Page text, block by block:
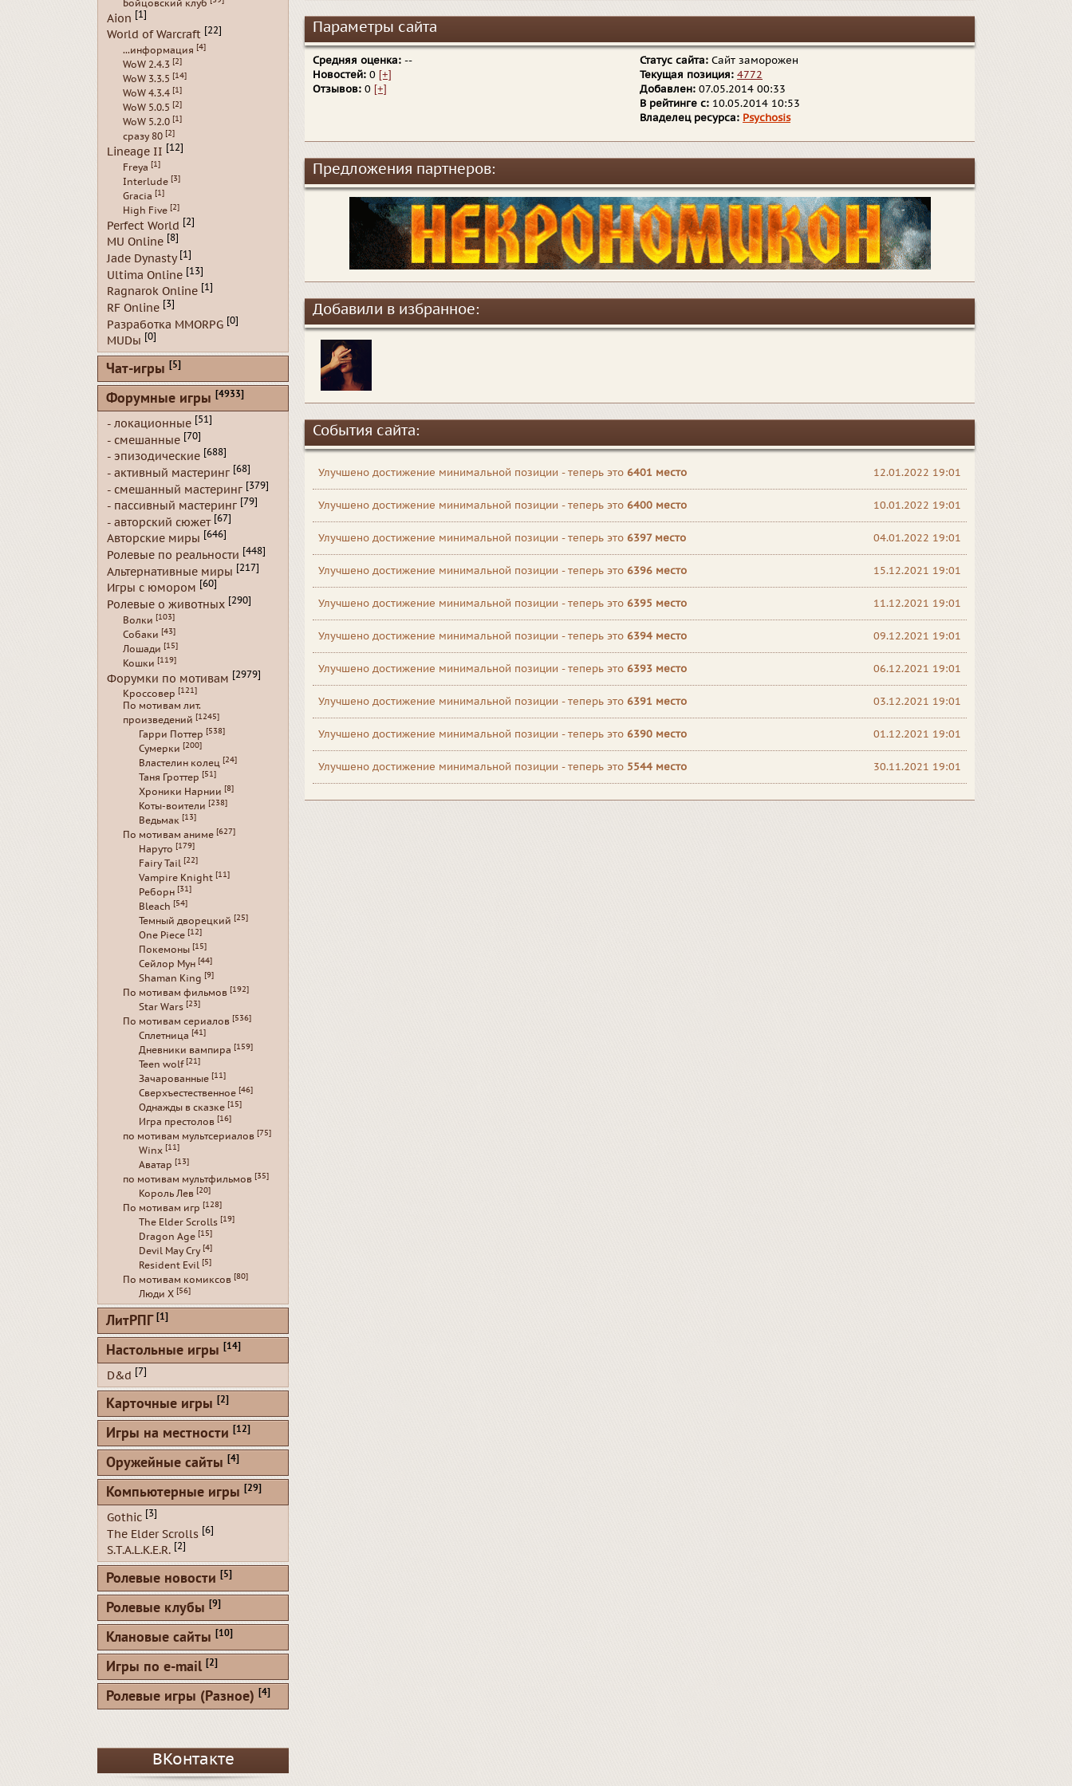
Параметры сайта
Средняя оценка: --
Новостей: 0 [+]
Отзывов: 0 [+]
Статус сайта: Сайт заморожен
Текущая позиция: 4772
Добавлен: 07.05.2014 00:33
В рейтинге с: 10.05.2014 10:53
Владелец ресурса: Psychosis
Предложения партнеров:
Добавили в избранное:
События сайта:
12.01.2022 19:01
Улучшено достижение минимальной позиции - теперь это 6401 место
10.01.2022 19:01
Улучшено достижение минимальной позиции - теперь это 6400 место
04.01.2022 19:01
Улучшено достижение минимальной позиции - теперь это 6397 место
15.12.2021 19:01
Улучшено достижение минимальной позиции - теперь это 6396 место
11.12.2021 19:01
Улучшено достижение минимальной позиции - теперь это 6395 место
09.12.2021 19:01
Улучшено достижение минимальной позиции - теперь это 6394 место
06.12.2021 19:01
Улучшено достижение минимальной позиции - теперь это 6393 место
03.12.2021 19:01
Улучшено достижение минимальной позиции - теперь это 6391 место
01.12.2021 19:01
Улучшено достижение минимальной позиции - теперь это 6390 место
30.11.2021 19:01
Улучшено достижение минимальной позиции - теперь это 5544 место
Бойцовский клуб
Aion [1]
World of Warcraft [22]
...информация [4]
WoW 2.4.3 [2]
WoW 3.3.5 [14]
WoW 4.3.4 [1]
WoW 5.0.5 [2]
WoW 5.2.0 [1]
сразу 80 [2]
Lineage II [12]
Freya [1]
Interlude [3]
Gracia [1]
High Five [2]
Perfect World [2]
MU Online [8]
Jade Dynasty [1]
Ultima Online [13]
Ragnarok Online [1]
RF Online [3]
Разработка MMORPG [0]
MUDы [0]
Чат-игры [5]
Форумные игры [4933]
- локационные [51]
- смешанные [70]
- эпизодические [688]
- активный мастеринг [68]
- смешанный мастеринг [379]
- пассивный мастеринг [79]
- авторский сюжет [67]
Авторские миры [646]
Ролевые по реальности [448]
Альтернативные миры [217]
Игры с юмором [60]
Ролевые о животных [290]
Волки [103]
Собаки [43]
Лошади [15]
Кошки [119]
Форумки по мотивам [2979]
Кроссовер [121]
По мотивам лит.
произведений [1245]
Гарри Поттер [538]
Сумерки [200]
Властелин колец [24]
Таня Гроттер [51]
Хроники Нарнии [8]
Коты-воители [238]
Ведьмак [13]
По мотивам аниме [627]
Наруто [179]
Fairy Tail [22]
Vampire Knight [11]
Реборн [31]
Bleach [54]
Темный дворецкий [25]
One Piece [12]
Покемоны [15]
Сейлор Мун [44]
Shaman King [9]
По мотивам фильмов [192]
Star Wars [23]
По мотивам сериалов [536]
Сплетница [41]
Дневники вампира [159]
Teen wolf [21]
Зачарованные [11]
Сверхъестественное [46]
Однажды в сказке [15]
Игра престолов [16]
по мотивам мультсериалов [75]
Winx [11]
Аватар [13]
по мотивам мультфильмов [35]
Король Лев [20]
По мотивам игр [128]
The Elder Scrolls [19]
Dragon Age [15]
Devil May Cry [4]
Resident Evil [5]
По мотивам комиксов [80]
Люди Х [56]
ЛитРПГ [1]
Настольные игры [14]
D&d [7]
Карточные игры [2]
Игры на местности [12]
Оружейные сайты [4]
Компьютерные игры [29]
Gothic [3]
The Elder Scrolls [6]
S.T.A.L.K.E.R. [2]
Ролевые новости [5]
Ролевые клубы [9]
Клановые сайты [10]
Игры по e-mail [2]
Ролевые игры (Разное) [4]
ВКонтакте